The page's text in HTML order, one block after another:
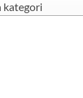
kategori